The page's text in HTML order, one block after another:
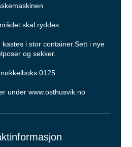
skal ryddes
i stor container.Sett i nye
og sekker.
under www.osthusvik.no